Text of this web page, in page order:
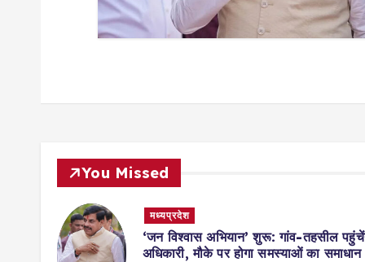
You Missed
मध्यप्रदेश
‘जन विश्वास अभियान’ शुरू: गांव-तहसील
अधिकारी, मौके पर होगा समस्याओं का समाधान